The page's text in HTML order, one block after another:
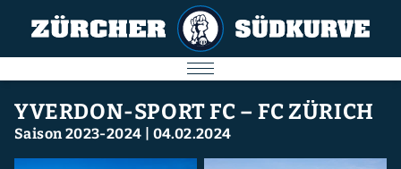
AKTUELL
SPIELE
YVERDON-SPORT FC – FC ZÜRICH
Saison 2023-2024 04.02.2024